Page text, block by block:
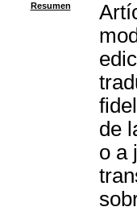
Resumen
de
o a